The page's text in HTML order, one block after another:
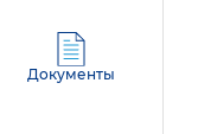
Документы